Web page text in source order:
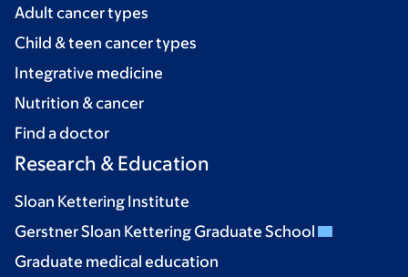
Adult cancer types
Child & teen cancer types
Integrative medicine
Nutrition & cancer
Find a doctor
Research & Education
Sloan Kettering Institute
Gerstner Sloan Kettering Graduate School
Graduate medical education